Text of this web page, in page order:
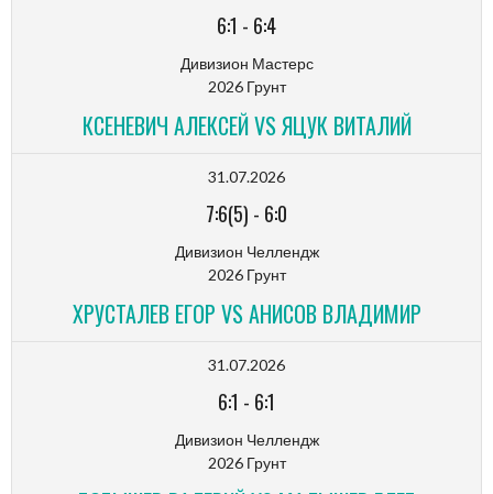
6:1 - 6:4
Дивизион Мастерс
2026 Грунт
КСЕНЕВИЧ АЛЕКСЕЙ VS ЯЦУК ВИТАЛИЙ
31.07.2026
7:6(5) - 6:0
Дивизион Челлендж
2026 Грунт
ХРУСТАЛЕВ ЕГОР VS АНИСОВ ВЛАДИМИР
31.07.2026
6:1 - 6:1
Дивизион Челлендж
2026 Грунт